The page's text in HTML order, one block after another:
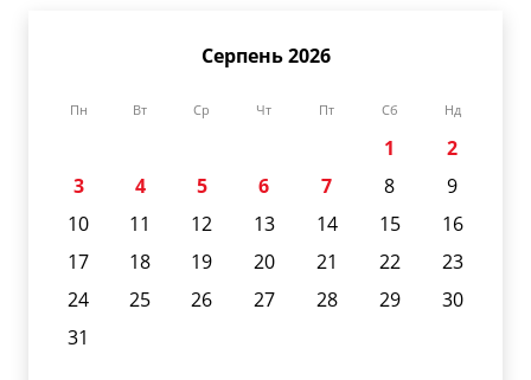
Серпень 2026
Пн Вт Ср Чт Пт Сб Нд
1
2
3
4 5 6 7 8
9
10
11 12 13 14 15
16
17
18 19 20 21 22
23
24
25 26 27 28 29
30
31